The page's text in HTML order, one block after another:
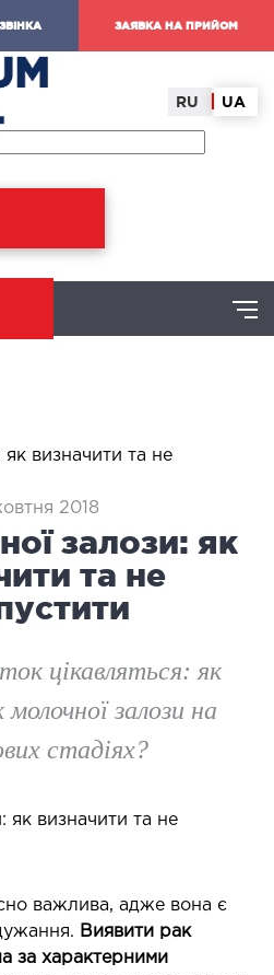
ЗАЯВКА НА ПРИЙОМ
RU UA
як визначити та не
2018
залози: як
та не
цікавляться: як
залози на
стадіях?
важлива, адже вона є
Виявити рак
за характерними